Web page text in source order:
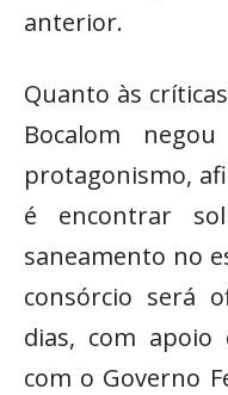
anterior.
Quanto às
Bocalom
protagonismo,
é encontrar
saneamento no
consórcio será
dias, com apoio
com o Governo